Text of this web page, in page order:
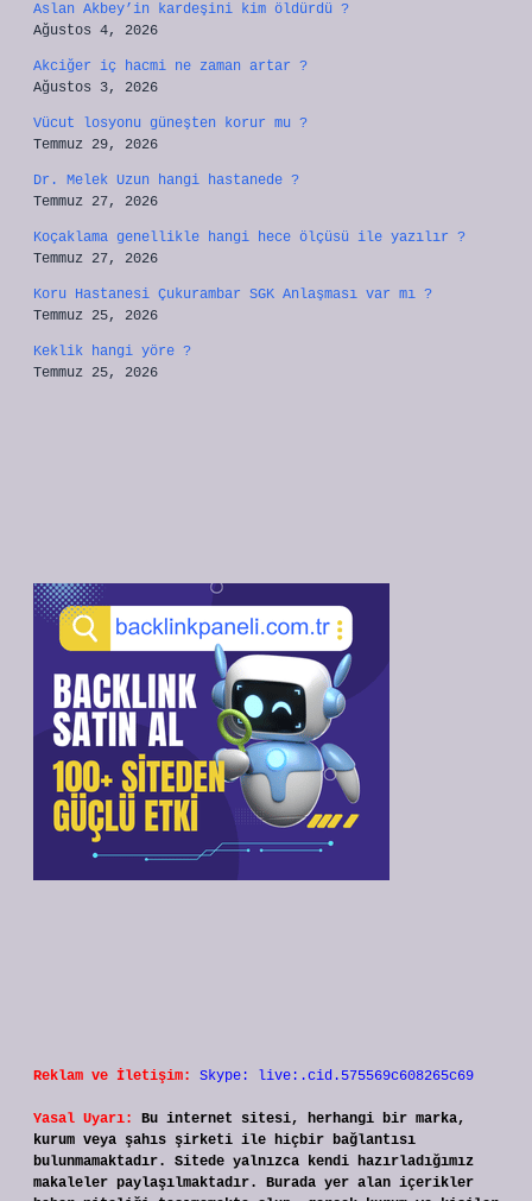
Aslan Akbey’in kardeşini kim öldürdü ?
Ağustos 4, 2026
Akciğer iç hacmi ne zaman artar ?
Ağustos 3, 2026
Vücut losyonu güneşten korur mu ?
Temmuz 29, 2026
Dr. Melek Uzun hangi hastanede ?
Temmuz 27, 2026
Koçaklama genellikle hangi hece ölçüsü ile yazılır ?
Temmuz 27, 2026
Koru Hastanesi Çukurambar SGK Anlaşması var mı ?
Temmuz 25, 2026
Keklik hangi yöre ?
Temmuz 25, 2026
Reklam ve İletişim: Skype: live:.cid.575569c608265c69
Yasal Uyarı:
Bu internet sitesi, herhangi bir marka,
kurum veya şahıs şirketi ile hiçbir bağlantısı
bulunmamaktadır. Sitede yalnızca kendi hazırladığımız
makaleler paylaşılmaktadır. Burada yer alan içerikler